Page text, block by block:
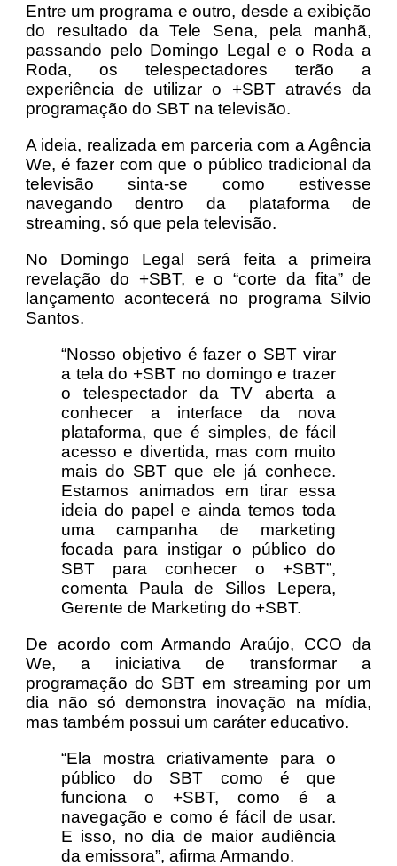
Entre um programa e outro, desde a exibição
do resultado da Tele Sena, pela manhã,
passando pelo Domingo Legal e o Roda a
Roda, os telespectadores terão a
experiência de utilizar o +SBT através da
programação do SBT na televisão.
A ideia, realizada em parceria com a Agência
We, é fazer com que o público tradicional da
televisão sinta-se como estivesse
navegando dentro da plataforma de
streaming, só que pela televisão.
No Domingo Legal será feita a primeira
revelação do +SBT, e o “corte da fita” de
lançamento acontecerá no programa Silvio
Santos.
“Nosso objetivo é fazer o SBT virar
a tela do +SBT no domingo e trazer
o telespectador da TV aberta a
conhecer a interface da nova
plataforma, que é simples, de fácil
acesso e divertida, mas com muito
mais do SBT que ele já conhece.
Estamos animados em tirar essa
ideia do papel e ainda temos toda
uma campanha de marketing
focada para instigar o público do
SBT para conhecer o +SBT”,
comenta Paula de Sillos Lepera,
Gerente de Marketing do +SBT.
De acordo com Armando Araújo, CCO da
We, a iniciativa de transformar a
programação do SBT em streaming por um
dia não só demonstra inovação na mídia,
mas também possui um caráter educativo.
“Ela mostra criativamente para o
público do SBT como é que
funciona o +SBT, como é a
navegação e como é fácil de usar.
E isso, no dia de maior audiência
da emissora”, afirma Armando.